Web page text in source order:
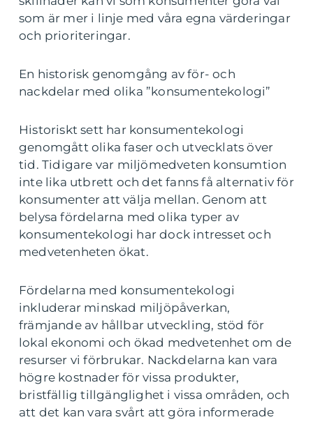
som är mer i linje med våra egna värderingar
och prioriteringar.
En historisk genomgång av för- och
nackdelar med olika ”konsumentekologi”
Historiskt sett har konsumentekologi
genomgått olika faser och utvecklats över
tid. Tidigare var miljömedveten konsumtion
inte lika utbrett och det fanns få alternativ för
konsumenter att välja mellan. Genom att
belysa fördelarna med olika typer av
konsumentekologi har dock intresset och
medvetenheten ökat.
Fördelarna med konsumentekologi
inkluderar minskad miljöpåverkan,
främjande av hållbar utveckling, stöd för
lokal ekonomi och ökad medvetenhet om de
resurser vi förbrukar. Nackdelarna kan vara
högre kostnader för vissa produkter,
bristfällig tillgänglighet i vissa områden, och
att det kan vara svårt att göra informerade